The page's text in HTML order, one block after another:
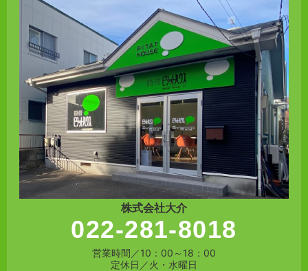
株式会社大介
022-281-8018
営業時間／10：00～18：00
定休日／火・水曜日